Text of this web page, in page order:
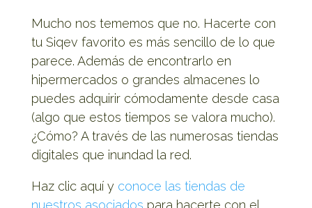
Mucho nos tememos que no. Hacerte con
tu Siqev favorito es más sencillo de lo que
parece. Además de encontrarlo en
hipermercados o grandes almacenes lo
puedes adquirir cómodamente desde casa
(algo que estos tiempos se valora mucho).
¿Cómo? A través de las numerosas tiendas
digitales que inundad la red.
Haz clic aquí y conoce las tiendas de
nuestros asociados para hacerte con el